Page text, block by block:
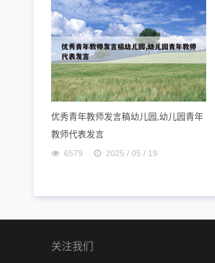
优秀青年教师发言稿幼儿园,幼儿园青年
教师代表发言
6579 2025 / 05 / 19
关注我们